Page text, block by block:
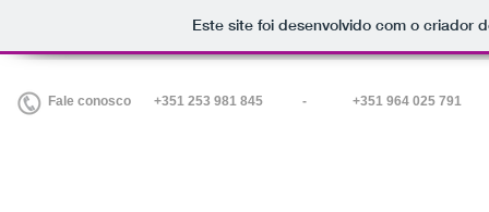
Este site foi desenvolvido com o criador
Fale conosco +351 253 981 845 - +351 964 025 791